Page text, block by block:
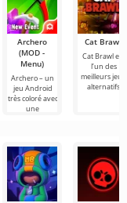
Archero
(MOD -
Menu)
Archero – un
jeu Android
très coloré avec
une
Cat Brawl
Cat Brawl est
l’un des
meilleurs jeux
alternatifs